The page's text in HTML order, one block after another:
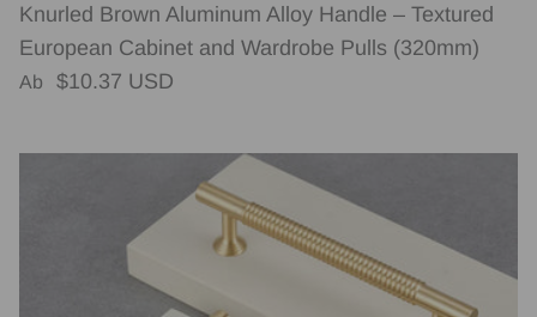
Knurled Brown Aluminum Alloy Handle – Textured
European Cabinet and Wardrobe Pulls (320mm)
Normaler Preis
Ab $10.37 USD